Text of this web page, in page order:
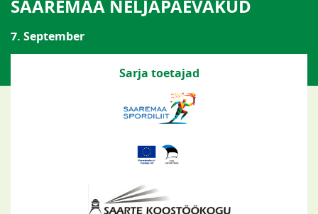
SAAREMAA NELJAPÄEVAKUD
7. September
Sarja toetajad